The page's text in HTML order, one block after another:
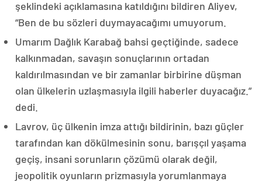
şeklindeki açıklamasına katıldığını bildiren Aliyev,
“Ben de bu sözleri duymayacağımı umuyorum.
Umarım Dağlık Karabağ bahsi geçtiğinde, sadece
kalkınmadan, savaşın sonuçlarının ortadan
kaldırılmasından ve bir zamanlar birbirine düşman
olan ülkelerin uzlaşmasıyla ilgili haberler duyacağız.”
dedi.
Lavrov, üç ülkenin imza attığı bildirinin, bazı güçler
tarafından kan dökülmesinin sonu, barışçıl yaşama
geçiş, insani sorunların çözümü olarak değil,
jeopolitik oyunların prizmasıyla yorumlanmaya